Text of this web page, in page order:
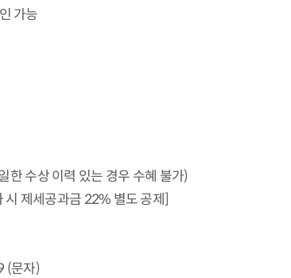
가능
수상 이력 있는 경우 수혜 불가)
제세공과금 22% 별도 공제]
(문자)